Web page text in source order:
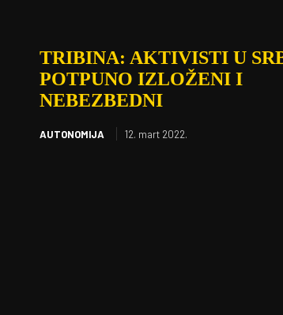
TRIBINA: AKTIVISTI U
POTPUNO IZLOŽENI I
NEBEZBEDNI
AUTONOMIJA 12. mart 2022.